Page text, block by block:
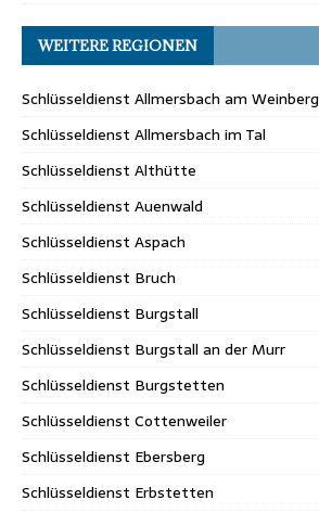
WEITERE REGIONEN
Schlüsseldienst Allmersbach am Weinberg
Schlüsseldienst Allmersbach im Tal
Schlüsseldienst Althütte
Schlüsseldienst Auenwald
Schlüsseldienst Aspach
Schlüsseldienst Bruch
Schlüsseldienst Burgstall
Schlüsseldienst Burgstall an der Murr
Schlüsseldienst Burgstetten
Schlüsseldienst Cottenweiler
Schlüsseldienst Ebersberg
Schlüsseldienst Erbstetten